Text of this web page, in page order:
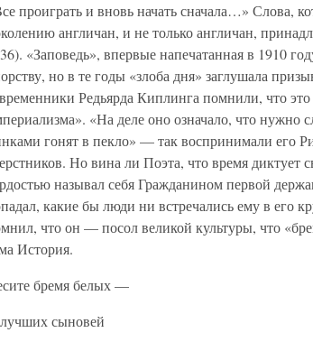
проиграть и вновь начать сначала…» Слова,
англичан, и не только англичан,
«Заповедь», впервые напечатанная в 1910
но в те годы «злоба дня» заглушала
Редьярда Киплинга помнили, что
«На деле оно означало, что нужно
гонят в пекло» — так воспринимали его
Но вина ли Поэта, что время диктует
называл себя Гражданином первой
какие бы люди ни встречались ему в его
что он — посол великой культуры, что
История.
бремя белых —
сыновей